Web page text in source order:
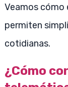
Veamos
permiten
cotidianas.
¿Cómo